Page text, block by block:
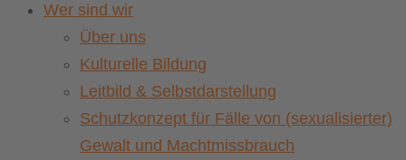
Wer sind wir
Über uns
Kulturelle Bildung
Leitbild & Selbstdarstellung
Schutzkonzept für Fälle von (sexualisierter)
Gewalt und Machtmissbrauch